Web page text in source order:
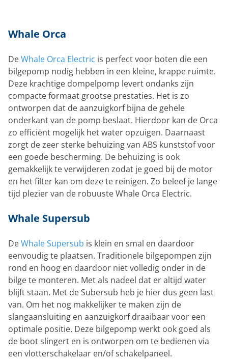
Whale Orca
DeWhale Orca Electric is perfect voor boten die een
bilgepomp nodig hebben in een kleine, krappe ruimte.
Deze krachtige dompelpomp levert ondanks zijn
compacte formaat grootse prestaties. Het is zo
ontworpen dat de aanzuigkorf bijna de gehele
onderkant van de pomp beslaat. Hierdoor kan de Orca
zo efficiënt mogelijk het water opzuigen. Daarnaast
zorgt de zeer sterke behuizing van ABS kunststof voor
een goede bescherming. De behuizing is ook
gemakkelijk te verwijderen zodat je goed bij de motor
en het filter kan om deze te reinigen. Zo beleef je lange
tijd plezier van de robuuste Whale Orca Electric.
Whale Supersub
DeWhale Supersub is klein en smal en daardoor
eenvoudig te plaatsen. Traditionele bilgepompen zijn
rond en hoog en daardoor niet volledig onder in de
bilge te monteren. Met als nadeel dat er altijd water
blijft staan. Met de Subersub heb je hier dus geen last
van. Om het nog makkelijker te maken zijn de
slangaansluiting en aanzuigkorf draaibaar voor een
optimale positie. Deze bilgepomp werkt ook goed als
de boot slingert en is ontworpen om te bedienen via
een vlotterschakelaar en/of schakelpaneel.